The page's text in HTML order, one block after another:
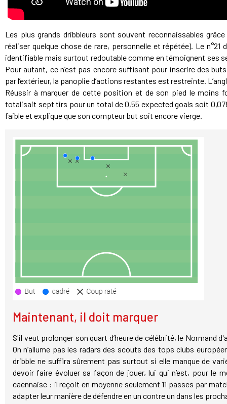
Les plus grands dribbleurs sont souvent reconnaissables
réaliser quelque chose de rare, personnelle et répétée). Le
identifiable mais surtout redoutable comme en témoignent ses
Pour autant, ce n’est pas encore suffisant pour inscrire des
par l’extérieur, la panoplie d’actions restantes est restreinte.
Réussir à marquer de cette position et de son pied le moins
totalisait sept tirs pour un total de 0,55 expected goals soit
faible et explique que son compteur but soit encore vierge.
Maintenant, il doit marquer
S'il veut prolonger son quart d’heure de célébrité, le Normand
On n’allume pas les radars des scouts des tops clubs
dribble ne suffira sûrement pas surtout si elle manque de
devoir faire évoluer sa façon de jouer, lui qui n’est, pour le
caennaise : il reçoit en moyenne seulement 11 passes par
adapter leur manière de défendre en un contre un dans les